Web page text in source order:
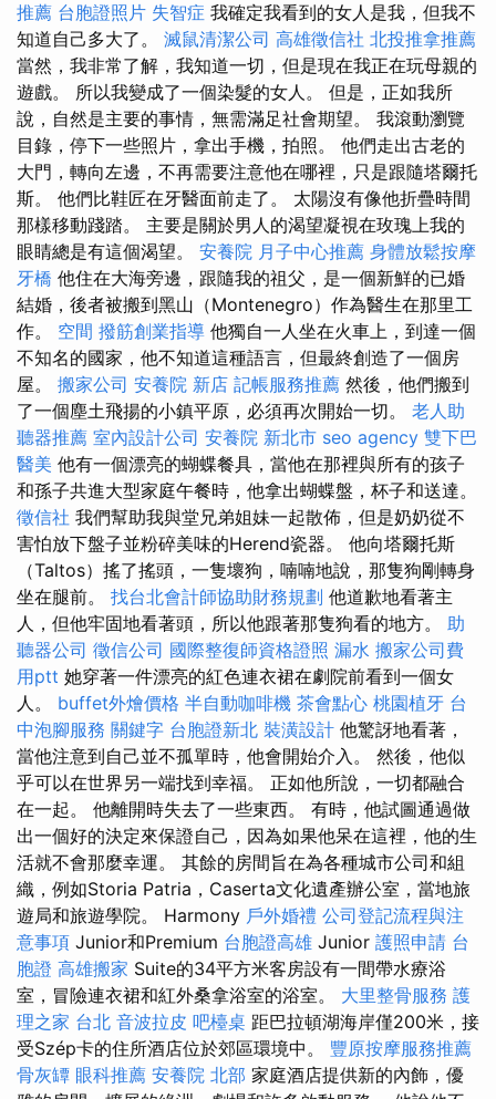
推薦 台胞證照片 失智症 我確定我看到的女人是我，但我不
知道自己多大了。 滅鼠清潔公司 高雄徵信社 北投推拿推薦
當然，我非常了解，我知道一切，但是現在我正在玩母親的
遊戲。 所以我變成了一個染髮的女人。 但是，正如我所
說，自然是主要的事情，無需滿足社會期望。 我滾動瀏覽
目錄，停下一些照片，拿出手機，拍照。 他們走出古老的
大門，轉向左邊，不再需要注意他在哪裡，只是跟隨塔爾托
斯。 他們比鞋匠在牙醫面前走了。 太陽沒有像他折疊時間
那樣移動踐踏。 主要是關於男人的渴望凝視在玫瑰上我的
眼睛總是有這個渴望。 安養院 月子中心推薦 身體放鬆按摩
牙橋 他住在大海旁邊，跟隨我的祖父，是一個新鮮的已婚
結婚，後者被搬到黑山（Montenegro）作為醫生在那里工
作。 空間 撥筋創業指導 他獨自一人坐在火車上，到達一個
不知名的國家，他不知道這種語言，但最終創造了一個房
屋。 搬家公司 安養院 新店 記帳服務推薦 然後，他們搬到
了一個塵土飛揚的小鎮平原，必須再次開始一切。 老人助
聽器推薦 室內設計公司 安養院 新北市 seo agency 雙下巴
醫美 他有一個漂亮的蝴蝶餐具，當他在那裡與所有的孩子
和孫子共進大型家庭午餐時，他拿出蝴蝶盤，杯子和送達。
徵信社 我們幫助我與堂兄弟姐妹一起散佈，但是奶奶從不
害怕放下盤子並粉碎美味的Herend瓷器。 他向塔爾托斯
（Taltos）搖了搖頭，一隻壞狗，喃喃地說，那隻狗剛轉身
坐在腿前。 找台北會計師協助財務規劃 他道歉地看著主
人，但他牢固地看著頭，所以他跟著那隻狗看的地方。 助
聽器公司 徵信公司 國際整復師資格證照 漏水 搬家公司費
用ptt 她穿著一件漂亮的紅色連衣裙在劇院前看到一個女
人。 buffet外燴價格 半自動咖啡機 茶會點心 桃園植牙 台
中泡腳服務 關鍵字 台胞證新北 裝潢設計 他驚訝地看著，
當他注意到自己並不孤單時，他會開始介入。 然後，他似
乎可以在世界另一端找到幸福。 正如他所說，一切都融合
在一起。 他離開時失去了一些東西。 有時，他試圖通過做
出一個好的決定來保證自己，因為如果他呆在這裡，他的生
活就不會那麼幸運。 其餘的房間旨在為各種城市公司和組
織，例如Storia Patria，Caserta文化遺產辦公室，當地旅
遊局和旅遊學院。 Harmony 戶外婚禮 公司登記流程與注
意事項 Junior和Premium 台胞證高雄 Junior 護照申請 台
胞證 高雄搬家 Suite的34平方米客房設有一間帶水療浴
室，冒險連衣裙和紅外桑拿浴室的浴室。 大里整骨服務 護
理之家 台北 音波拉皮 吧檯桌 距巴拉頓湖海岸僅200米，接
受Szép卡的住所酒店位於郊區環境中。 豐原按摩服務推薦
骨灰罈 眼科推薦 安養院 北部 家庭酒店提供新的內飾，優